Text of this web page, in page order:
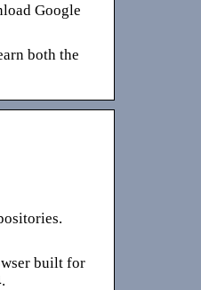
Google
both the
built for